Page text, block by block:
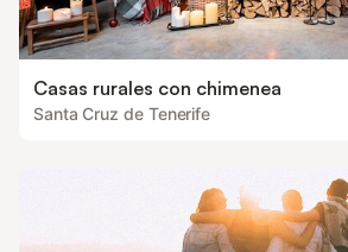
Casas rurales con chimenea
Santa Cruz de Tenerife